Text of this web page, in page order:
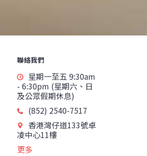
聯絡我們
星期一至五 9:30am
- 6:30pm (星期六、日
及公眾假期休息)
(852) 2540-7517
香港灣仔道133號卓
凌中心11樓
更多